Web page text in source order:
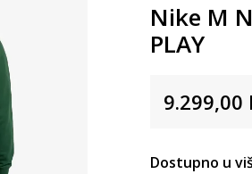
Nike M
PLAY
9.299,00
Dostupno u